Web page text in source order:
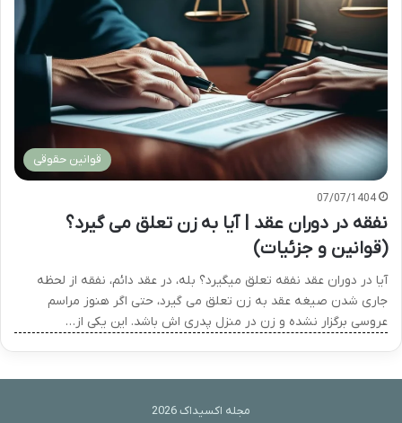
قوانین حقوقی
07/07/1404
نفقه در دوران عقد | آیا به زن تعلق می گیرد؟
(قوانین و جزئیات)
آیا در دوران عقد نفقه تعلق میگیرد؟ بله، در عقد دائم، نفقه از لحظه
جاری شدن صیغه عقد به زن تعلق می گیرد، حتی اگر هنوز مراسم
عروسی برگزار نشده و زن در منزل پدری اش باشد. این یکی از…
مجله اکسیداک 2026